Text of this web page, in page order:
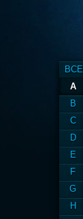
ВСЕ
A
B
C
D
E
F
G
H